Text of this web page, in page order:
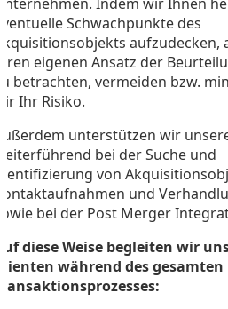
Schwachpunkte des
aufzudecken,
eigenen Ansatz der
betrachten, vermeiden bzw.
Ihr Risiko.
unterstützen wir
bei der Suche und
von
und
bei der Post Merger
diese Weise begleiten wir
während des gesamten